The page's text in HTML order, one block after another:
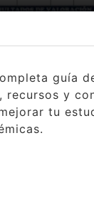
guía
recursos y
tu